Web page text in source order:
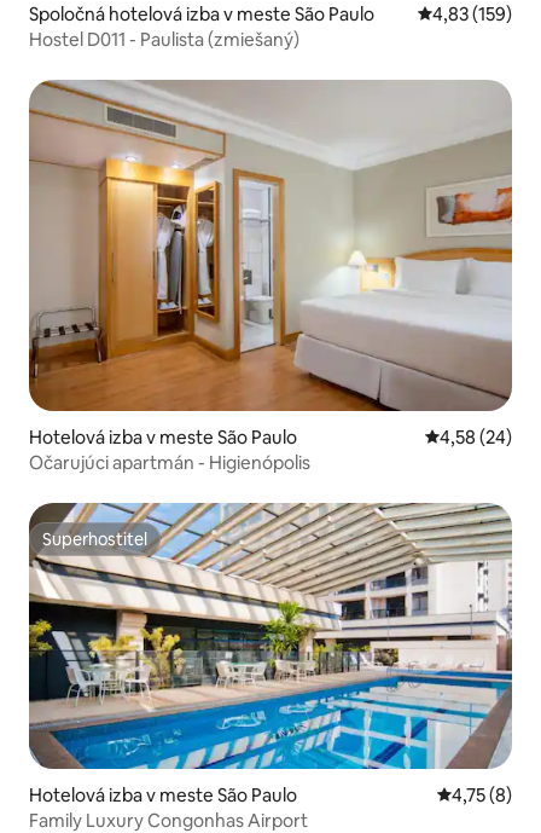
Spoločná hotelová izba v meste São Paulo Priemerné
4,83 (159)
Hostel D011 - Paulista (zmiešaný)
Hotelová izba v meste São Paulo Priemerné
4,58 (24)
Očarujúci apartmán - Higienópolis
Superhostiteľ
Superhostiteľ
Hotelová izba v meste São Paulo Priemerné
4,75 (8)
Family Luxury Congonhas Airport